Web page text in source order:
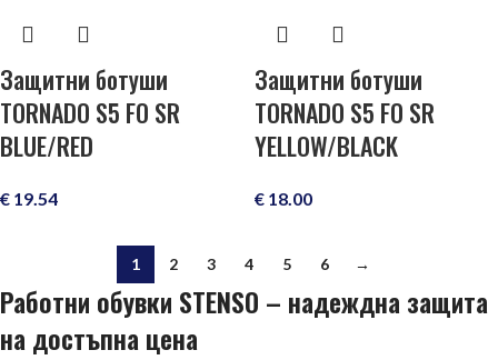
Защитни ботуши
TORNADO S5 FO SR
BLUE/RED
€ 19.54
Защитни ботуши
TORNADO S5 FO SR
YELLOW/BLACK
€ 18.00
1 2 3 4 5 6 →
Работни обувки STENSO – надеждна защита
на достъпна цена